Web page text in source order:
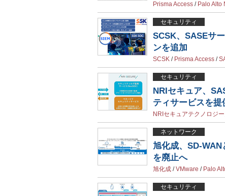
Prisma Access / Palo Alto
セキュリティ
SCSK、SASEサ
ンを追加
SCSK / Prisma Access /
セキュリティ
NRIセキュア、
ティサービスを提
NRIセキュアテクノロジ
ネットワーク
旭化成、SD-
を廃止へ
旭化成 /VMware / Palo
セキュリティ